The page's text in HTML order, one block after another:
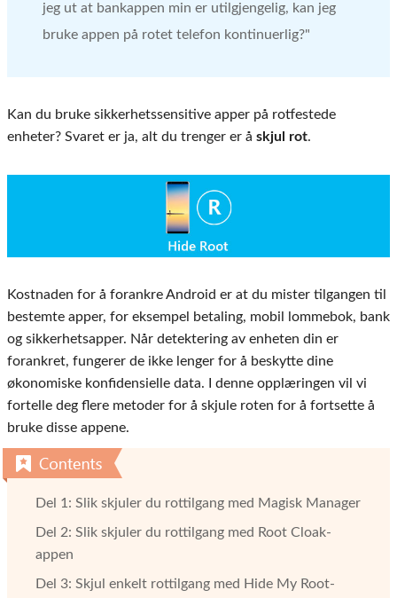
jeg ut at bankappen min er utilgjengelig, kan jeg
bruke appen på rotet telefon kontinuerlig?"
Kan du bruke sikkerhetssensitive apper på rotfestede
enheter? Svaret er ja, alt du trenger er å skjul rot.
Kostnaden for å forankre Android er at du mister tilgangen til
bestemte apper, for eksempel betaling, mobil lommebok, bank
og sikkerhetsapper. Når detektering av enheten din er
forankret, fungerer de ikke lenger for å beskytte dine
økonomiske konfidensielle data. I denne opplæringen vil vi
fortelle deg flere metoder for å skjule roten for å fortsette å
bruke disse appene.
Del 1: Slik skjuler du rottilgang med Magisk Manager
Del 2: Slik skjuler du rottilgang med Root Cloak-
appen
Del 3: Skjul enkelt rottilgang med Hide My Root-